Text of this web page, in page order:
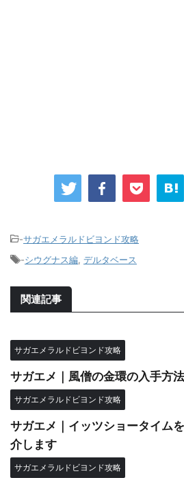
-サガエメラルドビヨンド攻略
-シウグナス編 デルタベース
関連記事
サガエメラルドビヨンド攻略
サガエメ｜風僧の金環の入手方
サガエメラルドビヨンド攻略
サガエメ｜イッツショータイム
介します
サガエメラルドビヨンド攻略